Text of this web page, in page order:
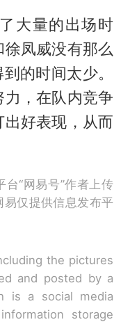
大量的出场时
凤威没有那么
的时间太少。
，在队内竞争
好表现，从而
“网易号”作者上传
仅提供信息发布平
the pictures
and posted by a
is a social media
storage